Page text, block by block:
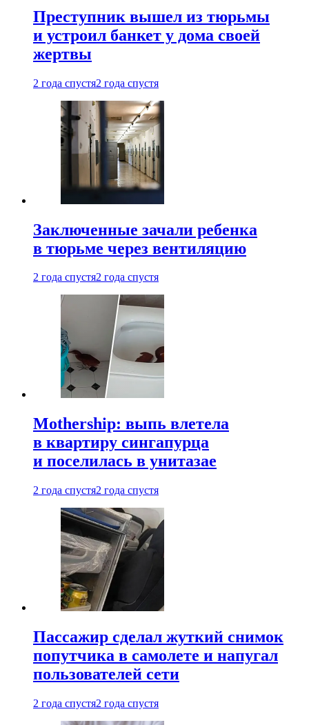
Преступник вышел из тюрьмы
и устроил банкет у дома своей
жертвы
2 года спустя2 года спустя
Заключенные зачали ребенка
в тюрьме через вентиляцию
2 года спустя2 года спустя
Mothership: выпь влетела
в квартиру сингапурца
и поселилась в унитазае
2 года спустя2 года спустя
Пассажир сделал жуткий снимок
попутчика в самолете и напугал
пользователей сети
2 года спустя2 года спустя